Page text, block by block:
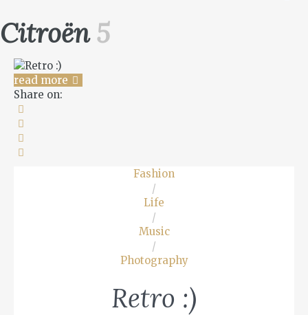
Citroën5
read more
Share on:
Fashion
/
Life
/
Music
/
Photography
Retro :)